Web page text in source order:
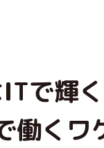
で輝く
働くワ